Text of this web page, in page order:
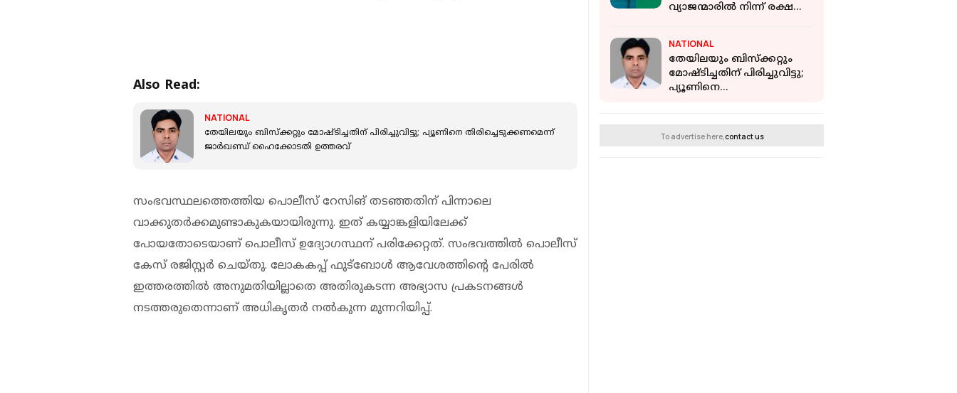
Also Read:
NATIONAL
തേയിലയും ബിസ്‌ക്കറ്റും മോഷ്ടിച്ചതിന് പിരിച്ചുവിട്ടു; പ്യൂണിനെ തിരിച്ചെടുക്കണമെന്ന്
ജാർഖണ്ഡ് ഹൈക്കോടതി ഉത്തരവ്
സംഭവസ്ഥലത്തെത്തിയ പൊലീസ് റേസിങ് തടഞ്ഞതിന് പിന്നാലെ
വാക്കുതര്‍ക്കമുണ്ടാകുകയായിരുന്നു. ഇത് കയ്യാങ്കളിയിലേക്ക്
പോയതോടെയാണ് പൊലീസ് ഉദ്യോഗസ്ഥന് പരിക്കേറ്റത്. സംഭവത്തില്‍ പൊലീസ്
കേസ് രജിസ്റ്റര്‍ ചെയ്തു. ലോകകപ്പ് ഫുട്‌ബോള്‍ ആവേശത്തിൻ്റെ പേരിൽ
ഇത്തരത്തില്‍ അനുമതിയില്ലാതെ അതിരുകടന്ന അഭ്യാസ പ്രകടനങ്ങള്‍
നടത്തരുതെന്നാണ് അധികൃതര്‍ നല്‍കുന്ന മുന്നറിയിപ്പ്.
വ്യാജന്മാരില്‍ നിന്ന് രക്ഷ
NATIONAL
തേയിലയും ബിസ്‌ക്കറ്റും
മോഷ്ടിച്ചതിന് പിരിച്ചുവിട്ടു;
പ്യൂണിനെ
To advertise here, contact us